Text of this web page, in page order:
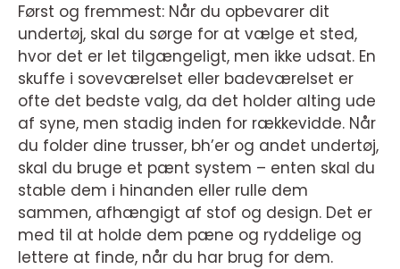
Først og fremmest: Når du opbevarer dit
undertøj, skal du sørge for at vælge et sted,
hvor det er let tilgængeligt, men ikke udsat. En
skuffe i soveværelset eller badeværelset er
ofte det bedste valg, da det holder alting ude
af syne, men stadig inden for rækkevidde. Når
du folder dine trusser, bh’er og andet undertøj,
skal du bruge et pænt system – enten skal du
stable dem i hinanden eller rulle dem
sammen, afhængigt af stof og design. Det er
med til at holde dem pæne og ryddelige og
lettere at finde, når du har brug for dem.